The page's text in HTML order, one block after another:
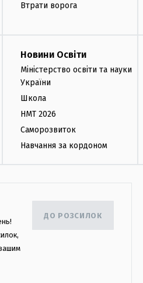
Втрати ворога
Новини Освіти
Міністерство освіти та науки
України
Школа
НМТ 2026
Саморозвиток
Навчання за кордоном
ДО РОЗСИЛОК